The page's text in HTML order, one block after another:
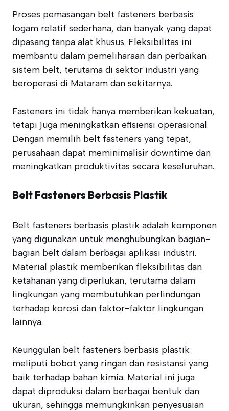
Proses pemasangan belt fasteners berbasis
logam relatif sederhana, dan banyak yang dapat
dipasang tanpa alat khusus. Fleksibilitas ini
membantu dalam pemeliharaan dan perbaikan
sistem belt, terutama di sektor industri yang
beroperasi di Mataram dan sekitarnya.
Fasteners ini tidak hanya memberikan kekuatan,
tetapi juga meningkatkan efisiensi operasional.
Dengan memilih belt fasteners yang tepat,
perusahaan dapat meminimalisir downtime dan
meningkatkan produktivitas secara keseluruhan.
Belt Fasteners Berbasis Plastik
Belt fasteners berbasis plastik adalah komponen
yang digunakan untuk menghubungkan bagian-
bagian belt dalam berbagai aplikasi industri.
Material plastik memberikan fleksibilitas dan
ketahanan yang diperlukan, terutama dalam
lingkungan yang membutuhkan perlindungan
terhadap korosi dan faktor-faktor lingkungan
lainnya.
Keunggulan belt fasteners berbasis plastik
meliputi bobot yang ringan dan resistansi yang
baik terhadap bahan kimia. Material ini juga
dapat diproduksi dalam berbagai bentuk dan
ukuran, sehingga memungkinkan penyesuaian